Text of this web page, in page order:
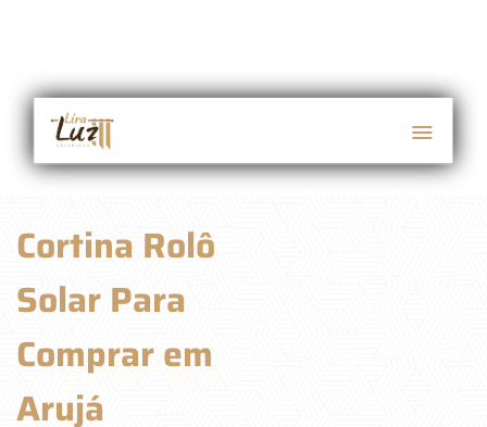
Cortina Rolô
Solar Para
Comprar em
Arujá